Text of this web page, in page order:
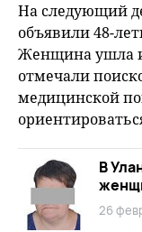
На следующий
объявили 48-
Женщина ушла
отмечали
медицинской
В
26